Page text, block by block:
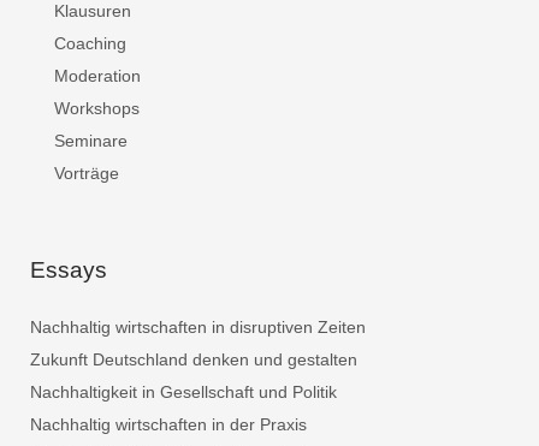
Klausuren
Coaching
Moderation
Workshops
Seminare
Vorträge
Essays
Nachhaltig wirtschaften in disruptiven Zeiten
Zukunft Deutschland denken und gestalten
Nachhaltigkeit in Gesellschaft und Politik
Nachhaltig wirtschaften in der Praxis